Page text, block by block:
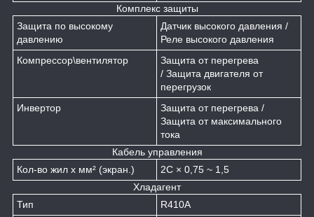
Комплекс защиты
Защита по высокому
давлению
Датчик высокого давления /
Реле высокого давления
Компрессор\вентилятор
Защита от перегрева
/ Защита двигателя от
перегрузок
Инвертор
Защита от перегрева /
Защита от максимального
тока
Кабель управления
Кол-во жил х мм² (экран.)
2C × 0,75 ~ 1,5
Хладагент
Тип
R410A